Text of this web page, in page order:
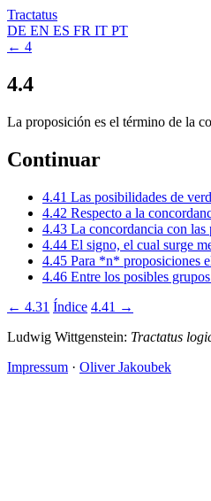
Tractatus
DE EN ES FR IT PT
← 4
4.4
La proposición es el término de la
Continuar
4.41 Las posibilidades de
4.42 Respecto a la
4.43 La concordancia con las
4.44 El signo, el cual surge
4.45 Para *n* proposiciones
4.46 Entre los posibles
← 4.31 Índice 4.41 →
Ludwig Wittgenstein: Tractatus
Impressum · Oliver Jakoubek